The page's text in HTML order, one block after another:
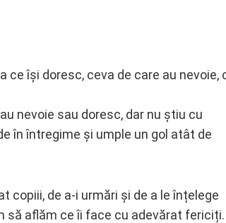
ce își doresc, ceva de care au nevoie,
nevoie sau doresc, dar nu știu cu
în întregime și umple un gol atât de
copiii, de a-i urmări și de a le înțelege
să aflăm ce îi face cu adevărat fericiți.